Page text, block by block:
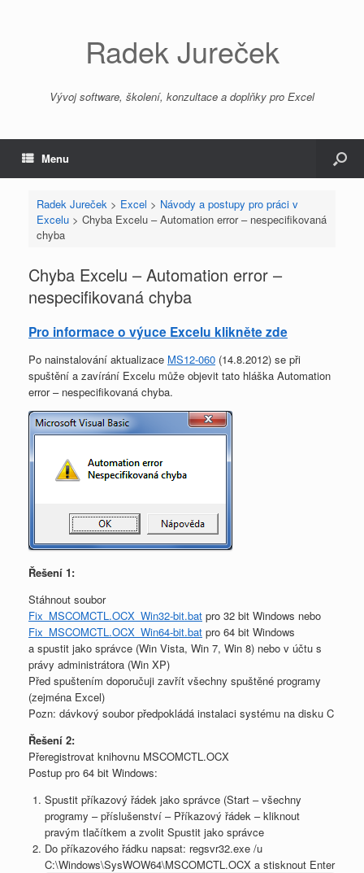
Radek Jureček
Vývoj software, školení, konzultace a doplňky pro Excel
Menu
Radek Jureček > Excel > Návody a postupy pro práci v
Excelu> Chyba Excelu – Automation error – nespecifikovaná
chyba
Chyba Excelu – Automation error –
nespecifikovaná chyba
Pro informace o výuce Excelu klikněte zde
Po nainstalování aktualizace MS12-060 (14.8.2012) se při
spuštění a zavírání Excelu může objevit tato hláška Automation
error – nespecifikovaná chyba.
Řešení 1:
Stáhnout soubor
Fix_MSCOMCTL.OCX_Win32-bit.bat pro 32 bit Windows nebo
Fix_MSCOMCTL.OCX_Win64-bit.bat pro 64 bit Windows
a spustit jako správce (Win Vista, Win 7, Win 8) nebo v účtu s
právy administrátora (Win XP)
Před spuštením doporučuji zavřít všechny spuštěné programy
(zejména Excel)
Pozn: dávkový soubor předpokládá instalaci systému na disku C
Řešení 2:
Přeregistrovat knihovnu MSCOMCTL.OCX
Postup pro 64 bit Windows:
Spustit příkazový řádek jako správce (Start – všechny
programy – příslušenství – Příkazový řádek – kliknout
pravým tlačítkem a zvolit Spustit jako správce
Do příkazového řádku napsat: regsvr32.exe /u
C:\Windows\SysWOW64\MSCOMCTL.OCX a stisknout Enter